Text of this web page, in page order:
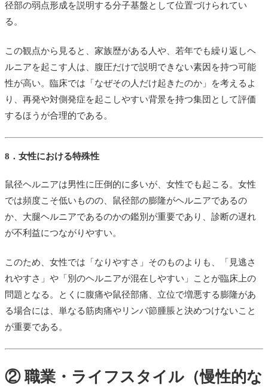
径部の弱点形成を説明する分子基盤として位置づけられてい
る。
この観点から見ると、家族歴がある人や、若年でも繰り返しヘ
ルニアを起こす人は、腹圧だけで説明できない素因を持つ可能
性が高い。臨床では「なぜその人だけ起きたのか」を考えるよ
り、再発や対側発症を起こしやすい背景を持つ集団として評価
するほうが合理的である。
8．女性における特殊性
鼠径ヘルニアは男性に圧倒的に多いが、女性でも起こる。女性
では頻度こそ低いものの、鼠径部の膨隆がヘルニアであるの
か、大腿ヘルニアであるのかの鑑別が重要であり、診断の遅れ
が不利益につながりやすい。
このため、女性では「なりやすさ」そのものよりも、「見逃さ
れやすさ」や「別のヘルニアが混在しやすい」ことが臨床上の
問題となる。とくに腹痛や鼠径部痛、立位で増悪する膨隆があ
る場合には、単なる筋肉痛やリンパ節腫脹と決めつけないこと
が重要である。
② 職業・ライフスタイル（慢性的な